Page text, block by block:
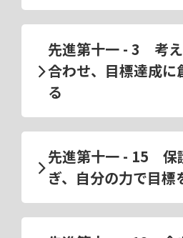
先進第十一 - 3 考
合わせ、目標達成に
る
先進第十一 - 15 保
ぎ、自分の力で目標